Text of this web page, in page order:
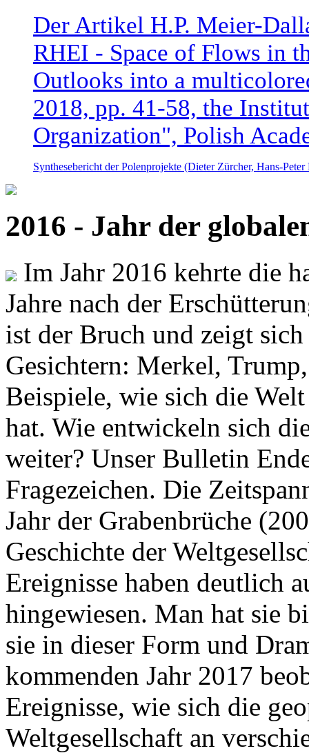
Der Artikel H.P. Meier-
RHEI - Space of Flows in
Outlooks into a
2018, pp. 41-58, the
Organization", Polish
Synthesebericht der Polenprojekte (Dieter Zürcher, Hans-
2016 - Jahr der
Im Jahr 2016 kehrte die
Jahre nach der
ist der Bruch und zeigt
Gesichtern: Merkel,
Beispiele, wie sich die
hat. Wie entwickeln sich
weiter? Unser Bulletin
Fragezeichen. Die
Jahr der Grabenbrüche
Geschichte der
Ereignisse haben deutlich
hingewiesen. Man hat sie
sie in dieser Form und
kommenden Jahr 2017
Ereignisse, wie sich die
Weltgesellschaft an